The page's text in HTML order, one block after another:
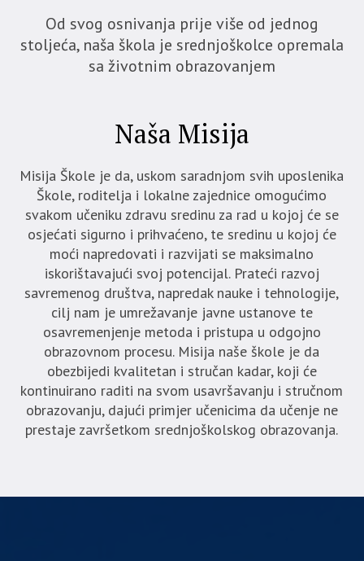
Od svog osnivanja prije više od jednog
stoljeća, naša škola je srednjoškolce opremala
sa životnim obrazovanjem
Naša Misija
Misija Škole je da, uskom saradnjom svih uposlenika
Škole, roditelja i lokalne zajednice omogućimo
svakom učeniku zdravu sredinu za rad u kojoj će se
osjećati sigurno i prihvaćeno, te sredinu u kojoj će
moći napredovati i razvijati se maksimalno
iskorištavajući svoj potencijal. Prateći razvoj
savremenog društva, napredak nauke i tehnologije,
cilj nam je umrežavanje javne ustanove te
osavremenjenje metoda i pristupa u odgojno
obrazovnom procesu. Misija naše škole je da
obezbijedi kvalitetan i stručan kadar, koji će
kontinuirano raditi na svom usavršavanju i stručnom
obrazovanju, dajući primjer učenicima da učenje ne
prestaje završetkom srednjoškolskog obrazovanja.